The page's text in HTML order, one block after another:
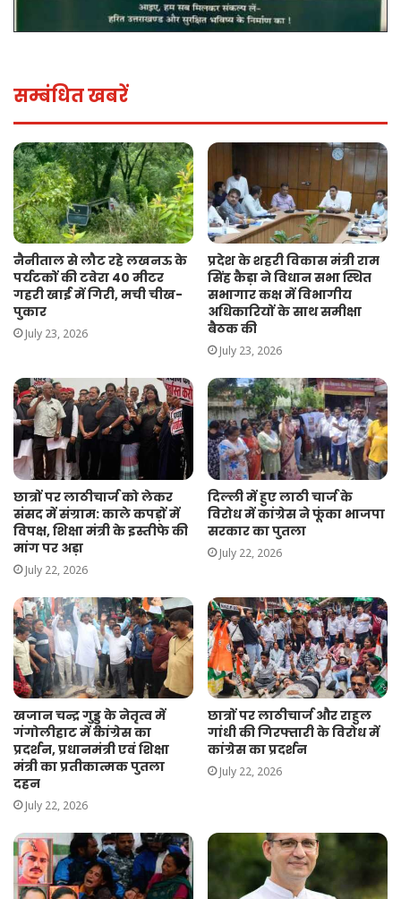
सम्बंधित खबरें
नैनीताल से लौट रहे लखनऊ के
पर्यटकों की टवेरा 40 मीटर
गहरी खाई में गिरी, मची चीख-
पुकार
July 23, 2026
प्रदेश के शहरी विकास मंत्री राम
सिंह कैड़ा ने विधान सभा स्थित
सभागार कक्ष में विभागीय
अधिकारियों के साथ समीक्षा
बैठक की
July 23, 2026
छात्रों पर लाठीचार्ज को लेकर
संसद में संग्राम: काले कपड़ों में
विपक्ष, शिक्षा मंत्री के इस्तीफे की
मांग पर अड़ा
July 22, 2026
दिल्ली में हुए लाठी चार्ज के
विरोध में कांग्रेस ने फूंका भाजपा
सरकार का पुतला
July 22, 2026
खजान चन्द्र गुड्डू के नेतृत्व में
गंगोलीहाट में कांग्रेस का
प्रदर्शन, प्रधानमंत्री एवं शिक्षा
मंत्री का प्रतीकात्मक पुतला
दहन
July 22, 2026
छात्रों पर लाठीचार्ज और राहुल
गांधी की गिरफ्तारी के विरोध में
कांग्रेस का प्रदर्शन
July 22, 2026